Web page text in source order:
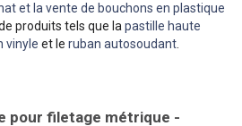
et la vente de bouchons en plastique
produits tels que lapastille haute
vinyle et le ruban autosoudant.
pour filetage métrique -